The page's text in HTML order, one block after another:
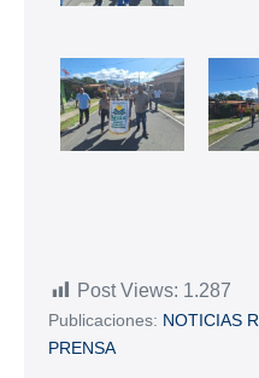
Post Views: 1.287
Publicaciones: NOTICIAS
PRENSA